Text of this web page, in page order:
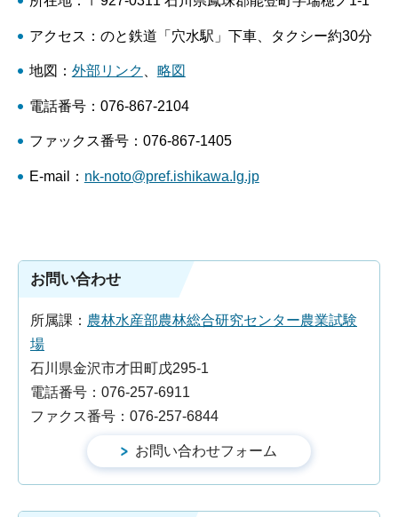
アクセス：のと鉄道「穴水駅」下車、タクシー約30分
地図： 外部リンク 略図
電話番号：076-867-2104
ファックス番号：076-867-1405
E-mail： nk-noto@pref.ishikawa.lg.jp
お問い合わせ
所属課： 農林水産部農林総合研究センター農業試験
場
石川県金沢市才田町戊295-1
電話番号：076-257-6911
ファクス番号：076-257-6844